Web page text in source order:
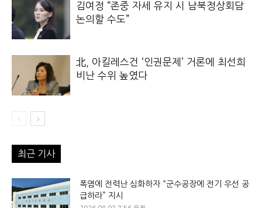
김여정 “존중 자세 유지 시 남북정상회담
논의할 수도”
北, 아킬레스건 ‘인권문제’ 거론에 최선희
비난 수위 높였다
최근 기사
폭염에 전력난 심화하자 “군수공장에 전기 우선 공
급하라” 지시